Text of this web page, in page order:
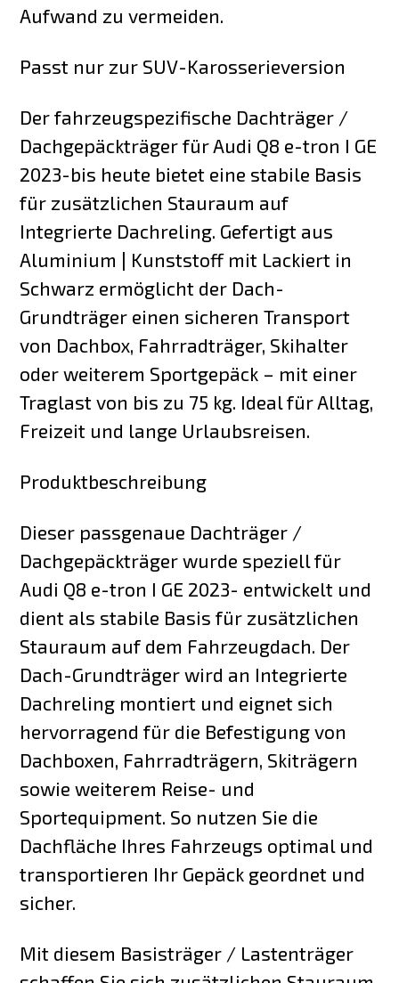
Aufwand zu vermeiden.
Passt nur zur SUV-Karosserieversion
Der fahrzeugspezifische Dachträger /
Dachgepäckträger für Audi Q8 e-tron I GE
2023-bis heute bietet eine stabile Basis
für zusätzlichen Stauraum auf
Integrierte Dachreling. Gefertigt aus
Aluminium | Kunststoff mit Lackiert in
Schwarz ermöglicht der Dach-
Grundträger einen sicheren Transport
von Dachbox, Fahrradträger, Skihalter
oder weiterem Sportgepäck – mit einer
Traglast von bis zu 75 kg. Ideal für Alltag,
Freizeit und lange Urlaubsreisen.
Produktbeschreibung
Dieser passgenaue Dachträger /
Dachgepäckträger wurde speziell für
Audi Q8 e-tron I GE 2023- entwickelt und
dient als stabile Basis für zusätzlichen
Stauraum auf dem Fahrzeugdach. Der
Dach-Grundträger wird an Integrierte
Dachreling montiert und eignet sich
hervorragend für die Befestigung von
Dachboxen, Fahrradträgern, Skiträgern
sowie weiterem Reise- und
Sportequipment. So nutzen Sie die
Dachfläche Ihres Fahrzeugs optimal und
transportieren Ihr Gepäck geordnet und
sicher.
Mit diesem Basisträger / Lastenträger